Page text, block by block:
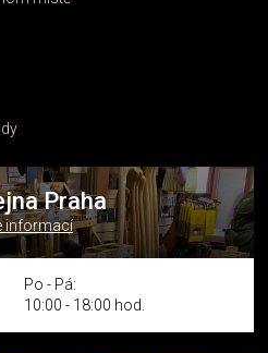
Praha
informací
Po - Pá:
10:00 - 18:00 hod.